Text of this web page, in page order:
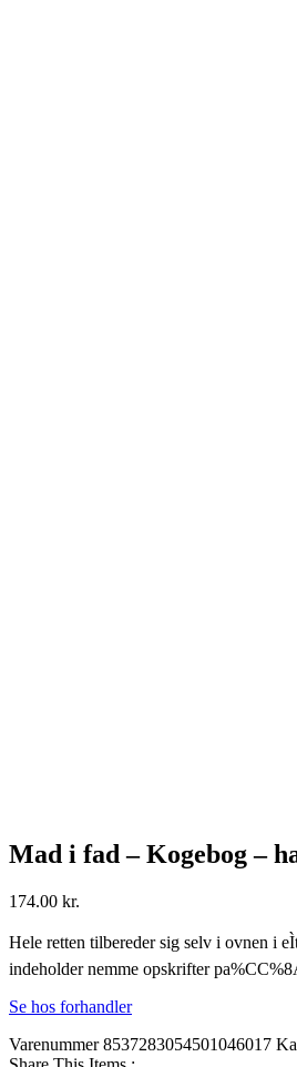
Mad i fad – Kogebog –
174.00 kr.
Hele retten tilbereder sig selv i ovnen i
indeholder nemme opskrifter
Se hos forhandler
Varenummer8537283054501046017